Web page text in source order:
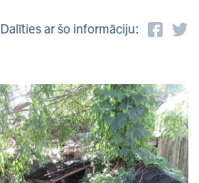
Dalīties ar šo informāciju: